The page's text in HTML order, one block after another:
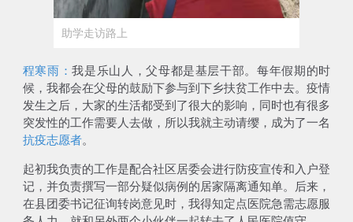
助学走访路上
程寒雨：我是乐山人，父母都是基层干部。每年假期的时
候，我都会在父母的鼓励下参与到下乡扶贫工作中去。疫情
发生之后，大家的生活都受到了很大的影响，同时也有很多
突发性的工作需要人去做，所以我就主动请缨，成为了一名
抗疫志愿者。
起初我负责的工作是配合社区居委会进行防疫宣传和入户登
记，并负责撰写一部分疑似病例的居家隔离通知单。后来，
在县团委书记征询转岗意见时，我得知定点医院急需志愿服